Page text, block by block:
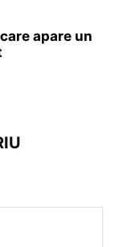
apare un